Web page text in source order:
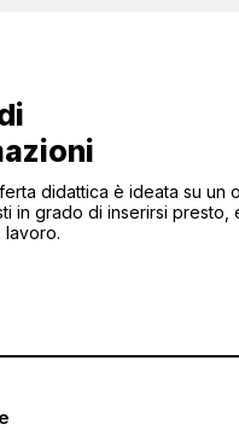
didattica è ideata su un
in grado di inserirsi presto,
lavoro.